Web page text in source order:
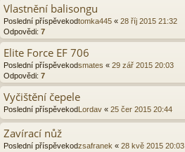
Vlastnění balisongu
Poslední příspěvekodtomka445 « 28 říj 2015 21:32
Odpovědi: 7
Elite Force EF 706
Poslední příspěvekodsmates « 29 zář 2015 20:03
Odpovědi: 7
Vyčištění čepele
Poslední příspěvekodLordav « 25 čer 2015 20:44
Zavírací nůž
Poslední příspěvekodzsafranek « 28 kvě 2015 20:03